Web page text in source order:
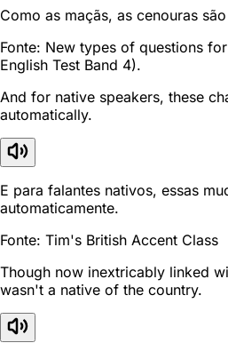
Como as maçãs, as cenouras
Fonte: New types of questions
English Test Band 4).
And for native speakers, these
automatically.
E para falantes nativos, essas
automaticamente.
Fonte: Tim's British Accent Class
Though now inextricably linked
wasn't a native of the country.